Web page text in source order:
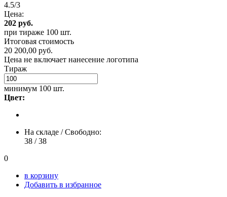
4.5/3
Цена:
202 руб.
при тираже 100 шт.
Итоговая стоимость
20 200,00 руб.
Цена не включает нанесение логотипа
Тираж
минимум 100 шт.
Цвет:
На складе / Свободно:
38 /38
0
в корзину
Добавить в избранное